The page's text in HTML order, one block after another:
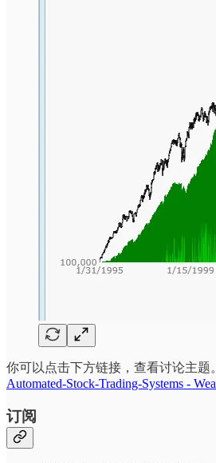
你可以点击下方链接，查看讨论主题。
Automated-Stock-Trading-Systems -
订阅